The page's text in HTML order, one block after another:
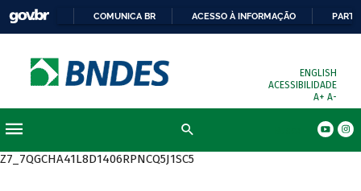
COMUNICA BR ACESSO À INFORMAÇÃO
ENGLISH
ACESSIBILIDADE
A+ A-
Z7_7QGCHA41L8D1406RPNCQ5J1SC5